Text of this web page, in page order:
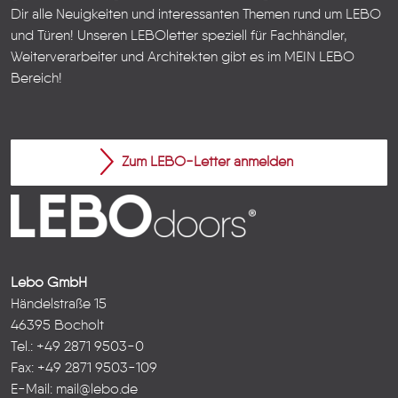
Dir alle Neuigkeiten und interessanten Themen rund um LEBO
und Türen! Unseren LEBOletter speziell für Fachhändler,
Weiterverarbeiter und Architekten gibt es im MEIN LEBO
Bereich!
Zum LEBO-Letter anmelden
Lebo GmbH
Händelstraße 15
46395 Bocholt
Tel.: +49 2871 9503-0
Fax: +49 2871 9503-109
E-Mail: mail@lebo.de